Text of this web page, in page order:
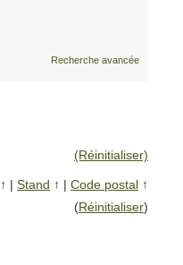
Recherche avancée
(Réinitialiser)
↑ | Stand ↑ | Code postal ↑
(Réinitialiser)